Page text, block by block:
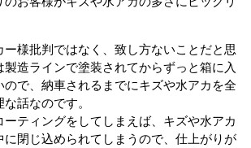
ー様批判ではなく、致し方ないことだと思
製造ラインで塗装されてからずっと箱に入
で、納車されるまでにキズや水アカを全
話なのです。
ーティングをしてしまえば、キズや水アカ
に閉じ込められてしまうので、仕上がりが